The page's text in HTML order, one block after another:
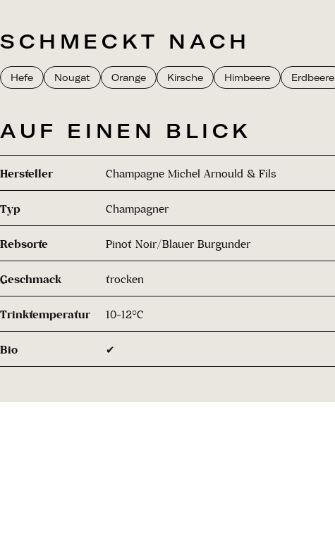
SCHMECKT NACH
Hefe Nougat Orange Kirsche Himbeere Erdbeere
AUF EINEN BLICK
Hersteller Champagne Michel Arnould & Fils
Typ Champagner
Rebsorte Pinot Noir/Blauer Burgunder
Geschmack trocken
Trinktemperatur 10-12°C
Bio ✔